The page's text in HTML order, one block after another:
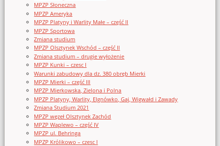
MPZP Słoneczna
MPZP Ameryka
MPZP Platyny i Warlity Małe – część II
MPZP Sportowa
Zmiana studium
MPZP Olsztynek Wschód – część II
Zmiana studium – drugie wyłożenie
MPZP Kunki – czesc I
Warunki zabudowy dla dz. 380 obręb Mierki
MPZP Mierki – część III
MPZP Mierkowska, Zielona i Polna
MPZP Platyny, Warlity, Elgnówko, Gaj, Wigwałd i Zawady
Zmiana Studium 2021
MPZP węzeł Olsztynek Zachód
MPZP Waplewo – część IV
MPZP ul. Behringa
MPZP Królikowo – czesc I